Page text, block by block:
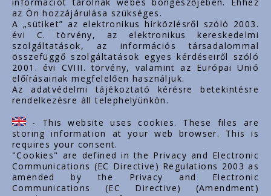
www.styron.hu
Doležité linky
O nás
Dokumenty
Kontakt
Kariéra
az Ön hozzájárulása szükséges.
A „sütiket” az elektronikus hírközlésről szóló 2003.
évi C. törvény, az elektronikus kereskedelmi
szolgáltatások, az információs társadalommal
összefüggő szolgáltatások egyes kérdéseiről szóló
2001. évi CVIII. törvény, valamint az Európai Unió
előírásainak megfelelően használjuk.
Az adatvédelmi tájékoztató kérésre betekintésre
rendelkezésre áll telephelyünkön.
- This website uses cookies. These files are
storing information at your web browser. This is
requires your consent.
"Cookies" are defined in the Privacy and Electronic
Communications (EC Directive) Regulations 2003 as
amended by the Privacy and Electronic
Communications (EC Directive) (Amendment)